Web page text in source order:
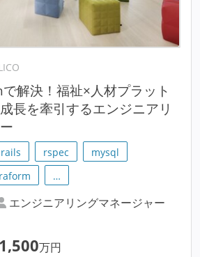
解決！福祉×人材プラット
長を牽引するエンジニアリ
rspec
mysql
…
エンジニアリングマネージャー
1,500万円